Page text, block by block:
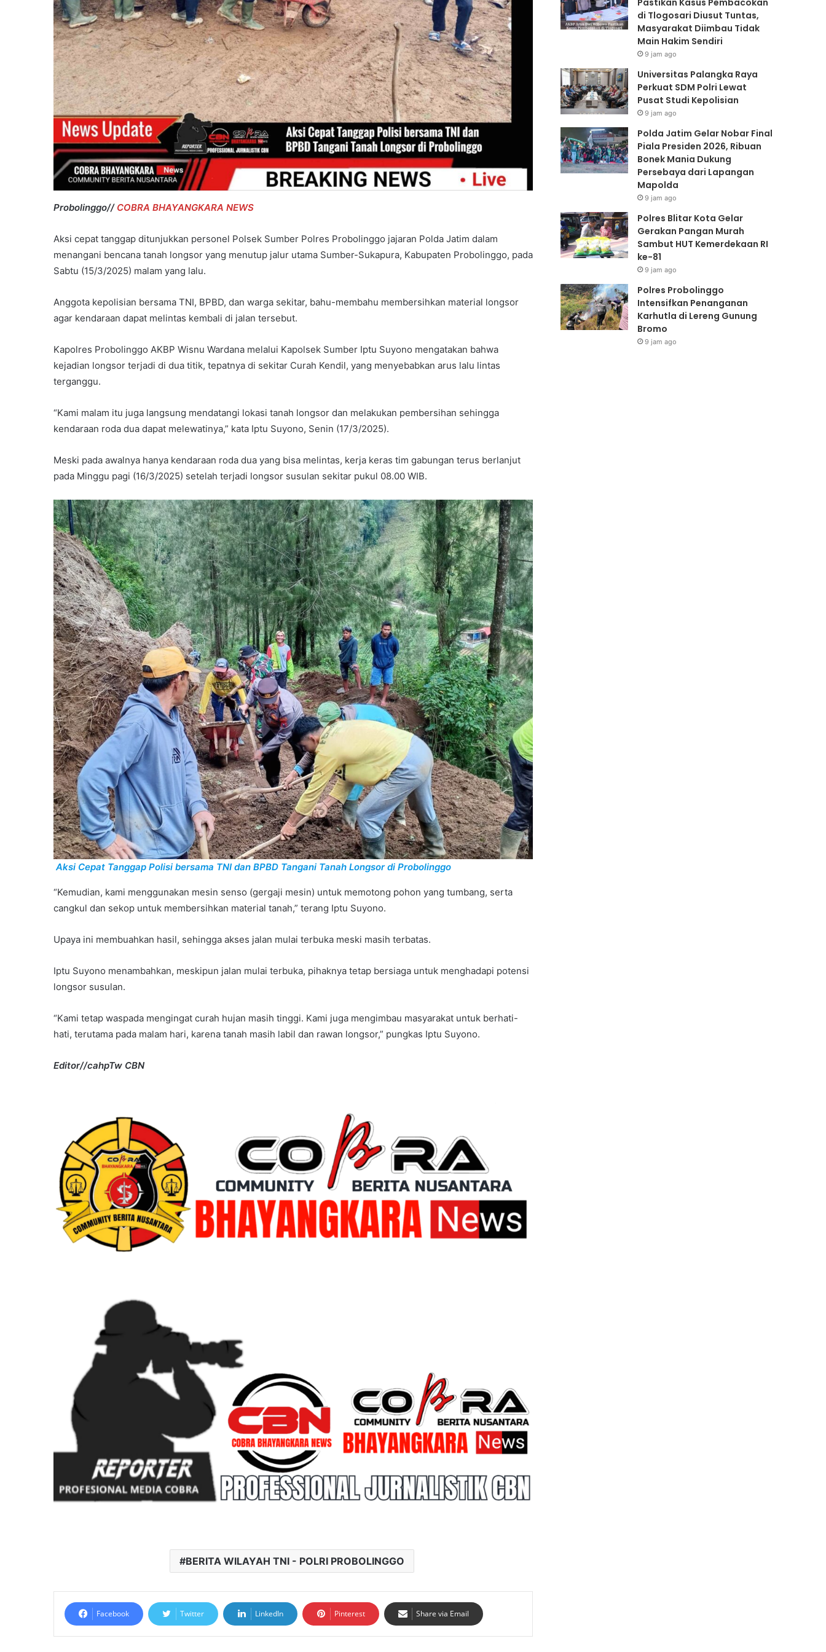
Probolinggo// COBRA BHAYANGKARA NEWS
Aksi cepat tanggap ditunjukkan personel Polsek Sumber Polres Probolinggo jajaran Polda Jatim dalam
menangani bencana tanah longsor yang menutup jalur utama Sumber-Sukapura, Kabupaten Probolinggo, pada
Sabtu (15/3/2025) malam yang lalu.
Anggota kepolisian bersama TNI, BPBD, dan warga sekitar, bahu-membahu membersihkan material longsor
agar kendaraan dapat melintas kembali di jalan tersebut.
Kapolres Probolinggo AKBP Wisnu Wardana melalui Kapolsek Sumber Iptu Suyono mengatakan bahwa
kejadian longsor terjadi di dua titik, tepatnya di sekitar Curah Kendil, yang menyebabkan arus lalu lintas
terganggu.
“Kami malam itu juga langsung mendatangi lokasi tanah longsor dan melakukan pembersihan sehingga
kendaraan roda dua dapat melewatinya,” kata Iptu Suyono, Senin (17/3/2025).
Meski pada awalnya hanya kendaraan roda dua yang bisa melintas, kerja keras tim gabungan terus berlanjut
pada Minggu pagi (16/3/2025) setelah terjadi longsor susulan sekitar pukul 08.00 WIB.
Aksi Cepat Tanggap Polisi bersama TNI dan BPBD Tangani Tanah Longsor di Probolinggo
“Kemudian, kami menggunakan mesin senso (gergaji mesin) untuk memotong pohon yang tumbang, serta
cangkul dan sekop untuk membersihkan material tanah,” terang Iptu Suyono.
Upaya ini membuahkan hasil, sehingga akses jalan mulai terbuka meski masih terbatas.
Iptu Suyono menambahkan, meskipun jalan mulai terbuka, pihaknya tetap bersiaga untuk menghadapi potensi
longsor susulan.
“Kami tetap waspada mengingat curah hujan masih tinggi. Kami juga mengimbau masyarakat untuk berhati-
hati, terutama pada malam hari, karena tanah masih labil dan rawan longsor,” pungkas Iptu Suyono.
Editor//cahpTw CBN
BERITA WILAYAH TNI - POLRI PROBOLINGGO
Facebook Twitter LinkedIn Pinterest Share via Email
Main
Hakim
Sendiri
Lapangan
Mapolda
Pastikan Kasus Pembacokan
di Tlogosari Diusut Tuntas,
Masyarakat Diimbau Tidak
Main Hakim Sendiri
9 jam ago
Universitas Palangka Raya
Perkuat SDM Polri Lewat
Pusat Studi Kepolisian
9 jam ago
Polda Jatim Gelar Nobar Final
Piala Presiden 2026, Ribuan
Bonek Mania Dukung
Persebaya dari Lapangan
Mapolda
9 jam ago
Polres Blitar Kota Gelar
Gerakan Pangan Murah
Sambut HUT Kemerdekaan RI
ke-81
9 jam ago
Polres Probolinggo
Intensifkan Penanganan
Karhutla di Lereng Gunung
Bromo
9 jam ago